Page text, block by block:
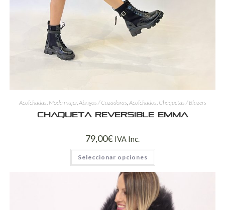
Acolchadas Moda mujer, Abrigos / Cazadoras Acolchados Chaquetas / Blazers
Chaqueta Reversible Emma
79,00€ IVA Inc.
Seleccionar opciones